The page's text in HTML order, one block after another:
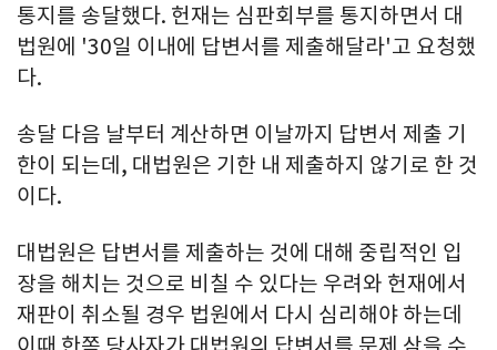
통지를 송달했다. 헌재는 심판회부를 통지하면서 대
법원에 '30일 이내에 답변서를 제출해달라'고 요청했
다.
송달 다음 날부터 계산하면 이날까지 답변서 제출 기
한이 되는데, 대법원은 기한 내 제출하지 않기로 한 것
이다.
대법원은 답변서를 제출하는 것에 대해 중립적인 입
장을 해치는 것으로 비칠 수 있다는 우려와 헌재에서
재판이 취소될 경우 법원에서 다시 심리해야 하는데